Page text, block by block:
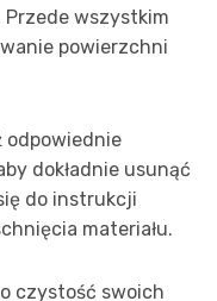
Przede wszystkim
powierzchni
odpowiednie
dokładnie usunąć
do instrukcji
materiału.
czystość swoich